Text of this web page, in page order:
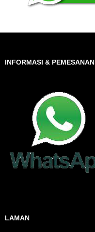
INFORMASI & PEMESANAN
LAMAN